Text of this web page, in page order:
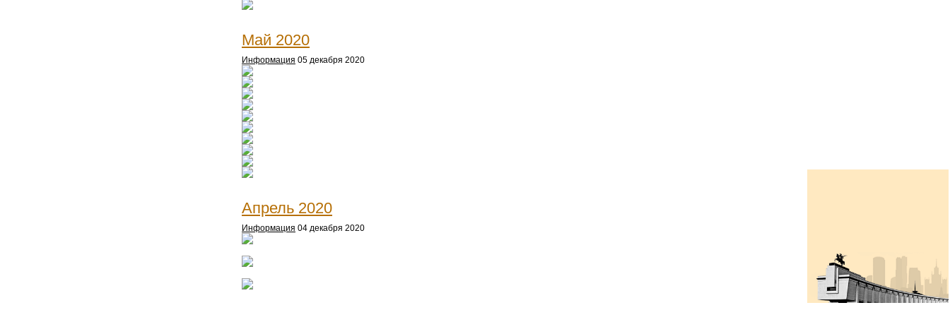
Май 2020
Информация 05 декабря 2020
Апрель 2020
Информация 04 декабря 2020